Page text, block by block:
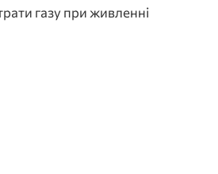
газу при живленні